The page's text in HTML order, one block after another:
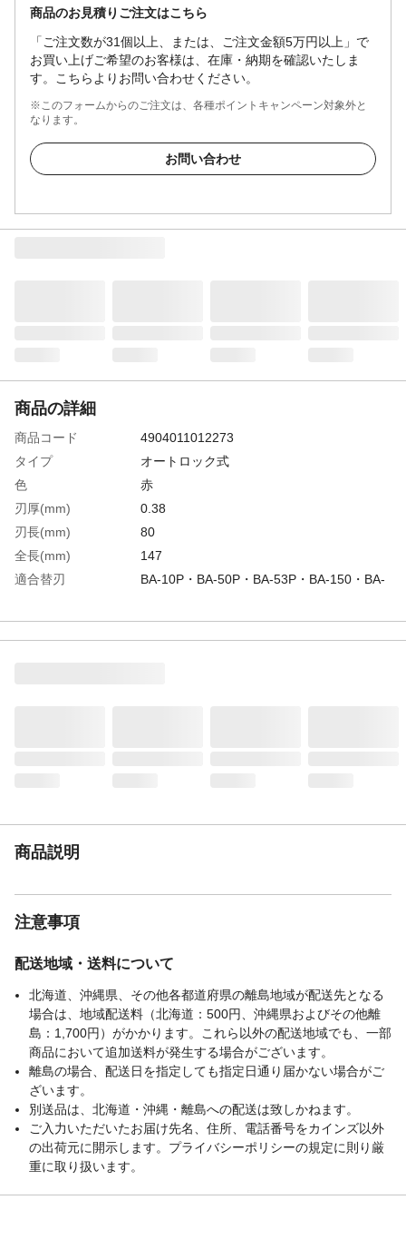
商品のお見積りご注文はこちら
「ご注文数が31個以上、または、ご注文金額5万円以上」で
お買い上げご希望のお客様は、在庫・納期を確認いたしま
す。こちらよりお問い合わせください。
※このフォームからのご注文は、各種ポイントキャンペーン対象外と
なります。
お問い合わせ
商品の詳細
商品コード
4904011012273
タイプ
オートロック式
色
赤
刃厚(mm)
0.38
刃長(mm)
80
全長(mm)
147
適合替刃
BA-10P・BA-50P・BA-53P・BA-150・BA-
生産国
日本
重さ
43.000G
商品説明
注意事項
配送地域・送料について
北海道、沖縄県、その他各都道府県の離島地域が配送先となる
場合は、地域配送料（北海道：500円、沖縄県およびその他離
島：1,700円）がかかります。これら以外の配送地域でも、一部
商品において追加送料が発生する場合がございます。
離島の場合、配送日を指定しても指定日通り届かない場合がご
ざいます。
別送品は、北海道・沖縄・離島への配送は致しかねます。
ご入力いただいたお届け先名、住所、電話番号をカインズ以外
の出荷元に開示します。プライバシーポリシーの規定に則り厳
重に取り扱います。